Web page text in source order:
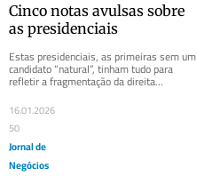
Cinco notas avulsas sobre
as presidenciais
Estas presidenciais, as primeiras sem um
candidato “natural”, tinham tudo para
refletir a fragmentação da direita...
16.01.2026
50
Jornal de
Negócios